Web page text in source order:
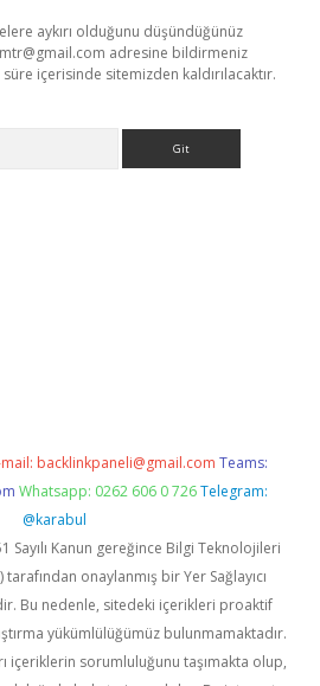
aykırı olduğunu düşündüğünüz
adresine bildirmeniz
içerisinde sitemizden kaldırılacaktır.
mail: backlinkpaneli@gmail.com Teams:
Whatsapp: 0262 606 0 726 Telegram:
@karabul
Sayılı Kanun gereğince Bilgi Teknolojileri
onaylanmış bir Yer Sağlayıcı
Bu nedenle, sitedeki içerikleri proaktif
yükümlülüğümüz bulunmamaktadır.
içeriklerin sorumluluğunu taşımakta olup,